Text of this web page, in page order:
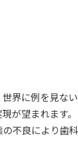
界に例を見な
が望まれます。
不良により歯